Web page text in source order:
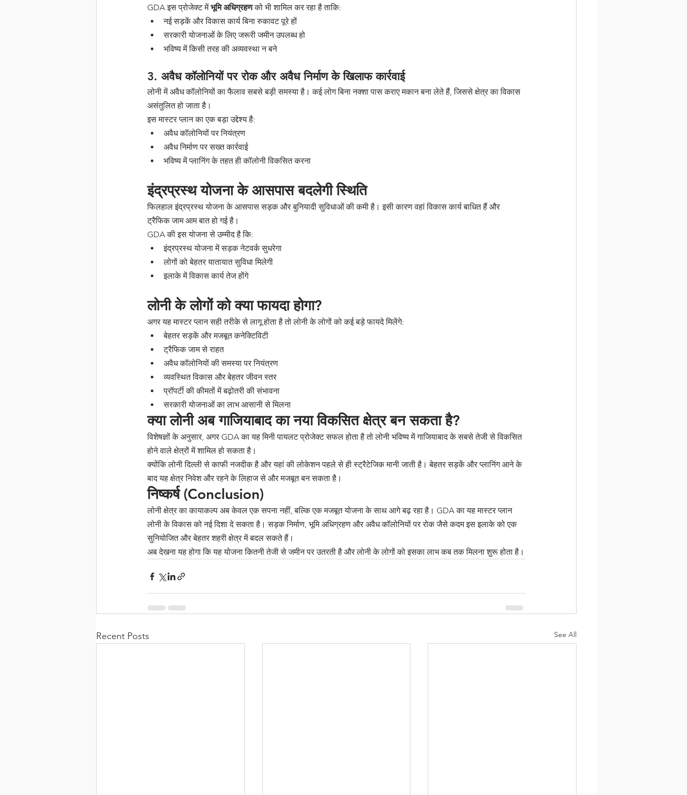
GDA इस प्रोजेक्ट में भूमि अधिग्रहण को भी शामिल कर रहा है ताकि:
नई सड़कें और विकास कार्य बिना रुकावट पूरे हों
सरकारी योजनाओं के लिए जरूरी जमीन उपलब्ध हो
भविष्य में किसी तरह की अव्यवस्था न बने
3. अवैध कॉलोनियों पर रोक और अवैध निर्माण के खिलाफ कार्रवाई
लोनी में अवैध कॉलोनियों का फैलाव सबसे बड़ी समस्या है। कई लोग बिना नक्शा पास कराए मकान बना लेते हैं, जिससे क्षेत्र का विकास
असंतुलित हो जाता है।
इस मास्टर प्लान का एक बड़ा उद्देश्य है:
अवैध कॉलोनियों पर नियंत्रण
अवैध निर्माण पर सख्त कार्रवाई
भविष्य में प्लानिंग के तहत ही कॉलोनी विकसित करना
इंद्रप्रस्थ योजना के आसपास बदलेगी स्थिति
फिलहाल इंद्रप्रस्थ योजना के आसपास सड़क और बुनियादी सुविधाओं की कमी है। इसी कारण वहां विकास कार्य बाधित हैं और
ट्रैफिक जाम आम बात हो गई है।
GDA की इस योजना से उम्मीद है कि:
इंद्रप्रस्थ योजना में सड़क नेटवर्क सुधरेगा
लोगों को बेहतर यातायात सुविधा मिलेगी
इलाके में विकास कार्य तेज होंगे
लोनी के लोगों को क्या फायदा होगा?
अगर यह मास्टर प्लान सही तरीके से लागू होता है तो लोनी के लोगों को कई बड़े फायदे मिलेंगे:
बेहतर सड़कें और मजबूत कनेक्टिविटी
ट्रैफिक जाम से राहत
अवैध कॉलोनियों की समस्या पर नियंत्रण
व्यवस्थित विकास और बेहतर जीवन स्तर
प्रॉपर्टी की कीमतों में बढ़ोतरी की संभावना
सरकारी योजनाओं का लाभ आसानी से मिलना
क्या लोनी अब गाजियाबाद का नया विकसित क्षेत्र बन सकता है?
विशेषज्ञों के अनुसार, अगर GDA का यह मिनी पायलट प्रोजेक्ट सफल होता है तो लोनी भविष्य में गाजियाबाद के सबसे तेजी से विकसित
होने वाले क्षेत्रों में शामिल हो सकता है।
क्योंकि लोनी दिल्ली से काफी नजदीक है और यहां की लोकेशन पहले से ही स्ट्रैटेजिक मानी जाती है। बेहतर सड़कें और प्लानिंग आने के
बाद यह क्षेत्र निवेश और रहने के लिहाज से और मजबूत बन सकता है।
निष्कर्ष (Conclusion)
लोनी क्षेत्र का कायाकल्प अब केवल एक सपना नहीं, बल्कि एक मजबूत योजना के साथ आगे बढ़ रहा है। GDA का यह मास्टर प्लान
लोनी के विकास को नई दिशा दे सकता है। सड़क निर्माण, भूमि अधिग्रहण और अवैध कॉलोनियों पर रोक जैसे कदम इस इलाके को एक
सुनियोजित और बेहतर शहरी क्षेत्र में बदल सकते हैं।
अब देखना यह होगा कि यह योजना कितनी तेजी से जमीन पर उतरती है और लोनी के लोगों को इसका लाभ कब तक मिलना शुरू होता है।
Recent Posts See All